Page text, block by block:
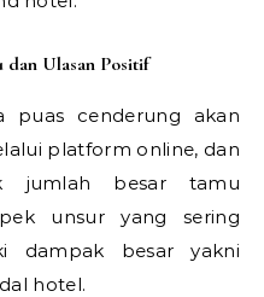
dan Ulasan Positif
puas cenderung akan
platform online, dan
jumlah besar tamu
unsur yang sering
dampak besar yakni
hotel.